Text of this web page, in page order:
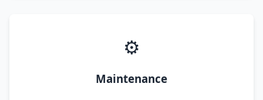
⚙️
Maintenance